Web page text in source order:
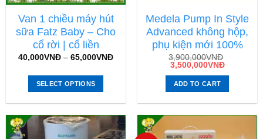
Van 1 chiều máy hút
sữa Fatz Baby – Cho
cổ rời | cổ liền
40,000VNĐ – 65,000VNĐ
SELECT OPTIONS
Medela Pump In Style
Advanced không hộp,
phụ kiện mới 100%
3,900,000VNĐ
3,500,000VNĐ
ADD TO CART